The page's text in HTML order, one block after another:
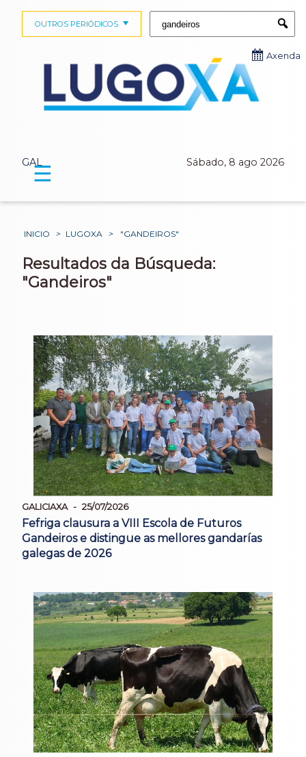
GAL Sábado, 8 ago 2026
OUTROS PERIÓDICOS
Axenda
☰
INICIO > LUGOXA > "GANDEIROS"
Resultados da Búsqueda:
"Gandeiros"
GALICIAXA 25/07/2026
Fefriga clausura a VIII Escola de Futuros
Gandeiros e distingue as mellores gandarías
galegas de 2026